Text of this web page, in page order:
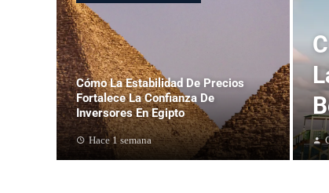
Cómo La Estabilidad De Precios
Fortalece La Confianza De
Inversores En Egipto
Hace 1 semana